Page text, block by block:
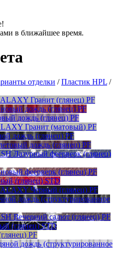
в ближайшее время.
отделки /Пластик HPL /
Гранит (глянец) PF
дождь (глянец) PF
дождь (глянец) PF
Гранит (матовый) PF
дождь (глянец) PF
дождь (глянец) PF
Лазурный феерверк (глянец)
феерверк (глянец) PF
(глянец) STD
Черный (глянец) PF
дождь (структурированное
Вечерний салют (глянец) PF
(глянец) STD
PF
дождь (структурированное